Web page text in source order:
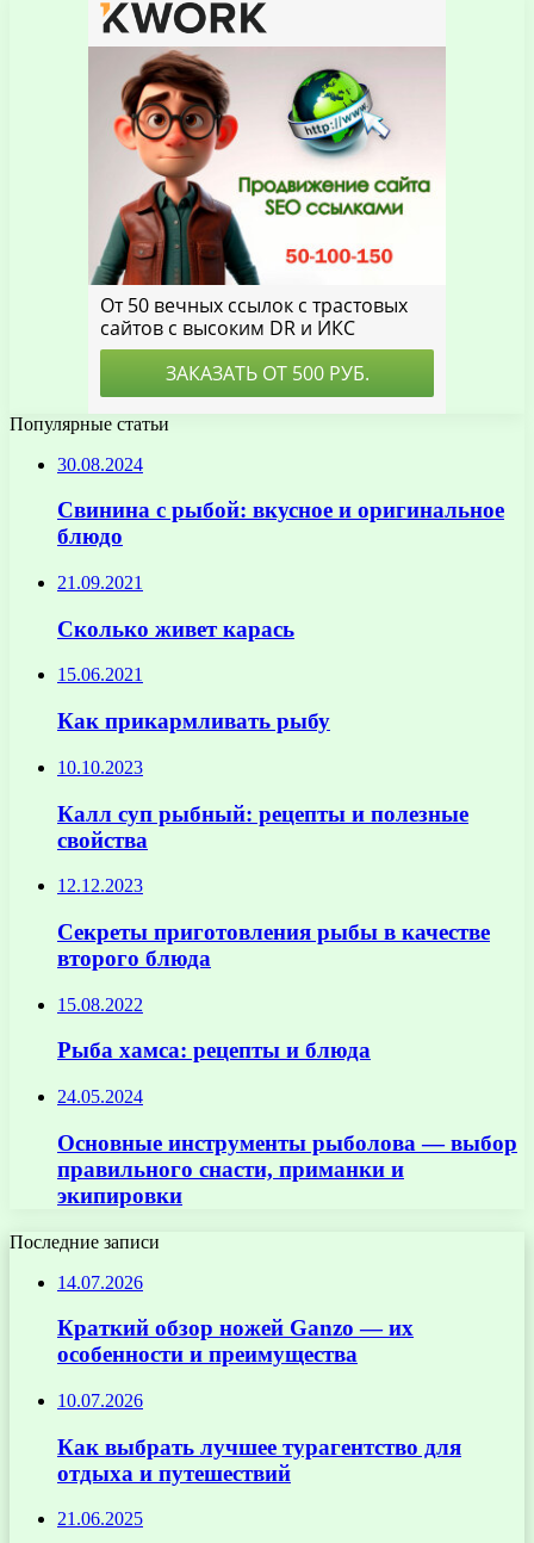
Популярные статьи
30.08.2024
Свинина с рыбой: вкусное и оригинальное
блюдо
21.09.2021
Сколько живет карась
15.06.2021
Как прикармливать рыбу
10.10.2023
Калл суп рыбный: рецепты и полезные
свойства
12.12.2023
Секреты приготовления рыбы в качестве
второго блюда
15.08.2022
Рыба хамса: рецепты и блюда
24.05.2024
Основные инструменты рыболова — выбор
правильного снасти, приманки и
экипировки
Последние записи
14.07.2026
Краткий обзор ножей Ganzo — их
особенности и преимущества
10.07.2026
Как выбрать лучшее турагентство для
отдыха и путешествий
21.06.2025